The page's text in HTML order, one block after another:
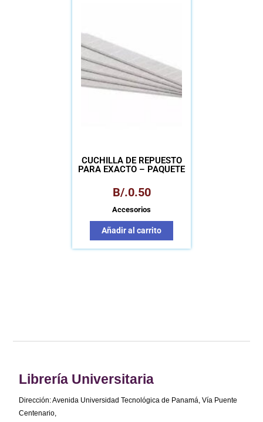
CUCHILLA DE REPUESTO
PARA EXACTO – PAQUETE
B/.0.50
Accesorios
Añadir al carrito
Librería Universitaria
Dirección: Avenida Universidad Tecnológica de Panamá, Vía Puente
Centenario,